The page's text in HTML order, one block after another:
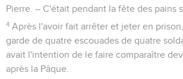
Pierre. – C'était pendant la fête des pains
4 Après l'avoir fait arrêter et jeter en
garde de quatre escouades de quatre
avait l'intention de le faire comparaître
après la Pâque.